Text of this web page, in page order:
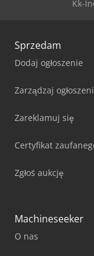
Kk-
Sprzedam
Dodaj ogłoszenie
Zarządzaj
Zareklamuj się
Certyfikat
Zgłoś aukcję
Machineseeker
O nas